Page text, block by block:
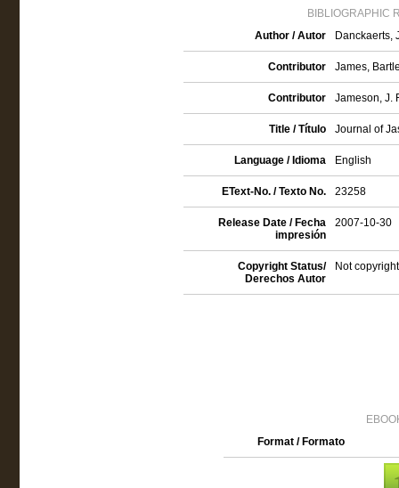
BIBLIOGRAPHIC
Author / Autor
Danckaerts,
Contributor James,
Contributor Jameson, J.
Title / Título Journal of
Language / Idioma English
EText-No. / Texto No. 23258
Release Date / Fecha
impresión
2007-10-30
Copyright Status/
Derechos Autor
Not
Format / Formato